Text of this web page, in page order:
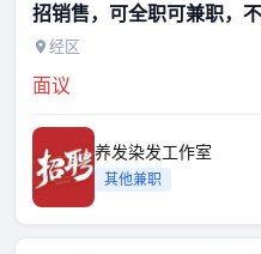
招销售，可全职可兼职，
经区
面议
养发染发工作室
其他兼职